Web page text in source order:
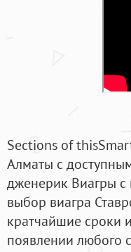
Sections of
Алматы с
дженерик Виагры
выбор виагра
кратчайшие сроки
появлении любого